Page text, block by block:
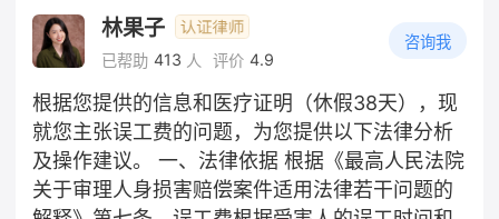
林果子
已帮助 413 人 评价 4.9
咨询我
根据您提供的信息和医疗证明（休假38天），现
就您主张误工费的问题，为您提供以下法律分析
及操作建议。 一、法律依据 根据《最高人民法院
关于审理人身损害赔偿案件适用法律若干问题的